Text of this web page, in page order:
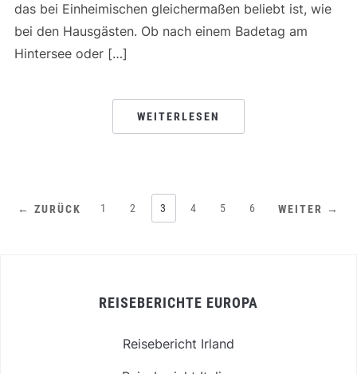
das bei Einheimischen gleichermaßen beliebt ist, wie
bei den Hausgästen. Ob nach einem Badetag am
Hintersee oder […]
WEITERLESEN
← ZURÜCK 1 2 3 4 5 6 WEITER →
REISEBERICHTE EUROPA
Reisebericht Irland